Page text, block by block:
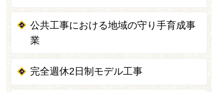
公共工事における地域の守り手育成事
業
完全週休2日制モデル工事